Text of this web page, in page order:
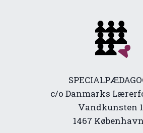
c/o Danmarks
Vandkunsten
1467